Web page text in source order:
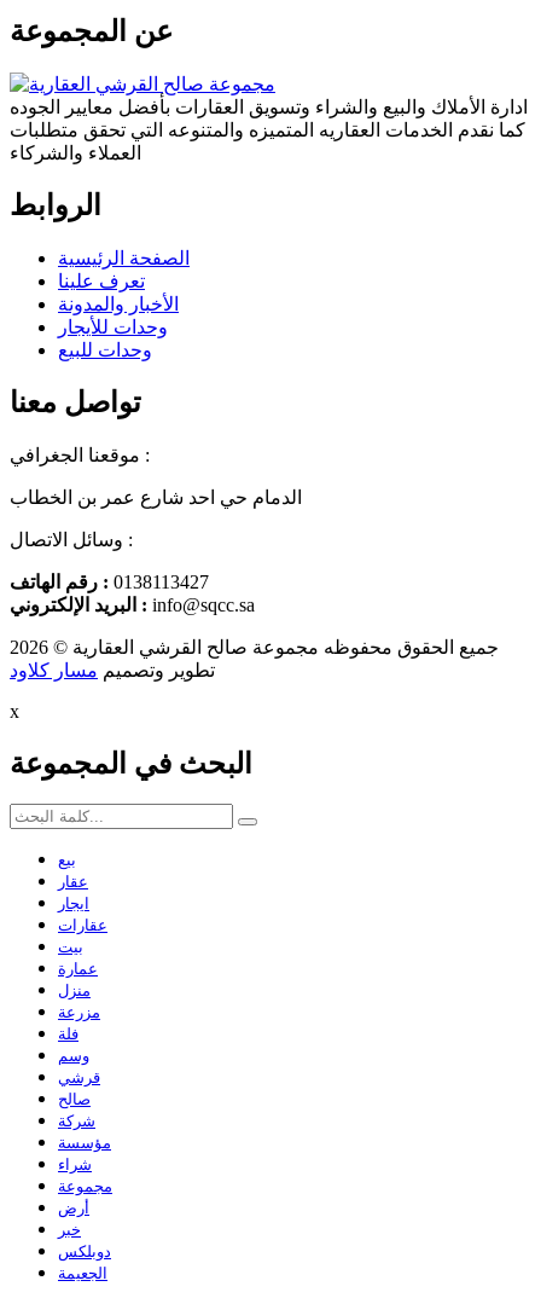
عن المجموعة
ادارة الأملاك والبيع والشراء وتسويق العقارات بأفضل معايير الجوده
كما نقدم الخدمات العقاريه المتميزه والمتنوعه التي تحقق متطلبات
العملاء والشركاء
الروابط
الصفحة الرئيسية
تعرف علينا
الأخبار والمدونة
وحدات للأيجار
وحدات للبيع
تواصل معنا
موقعنا الجغرافي :
الدمام حي احد شارع عمر بن الخطاب
وسائل الاتصال :
رقم الهاتف : 0138113427
البريد الإلكتروني : info@sqcc.sa
جميع الحقوق محفوظه مجموعة صالح القرشي العقارية © 2026
تطوير وتصميم مسار كلاود
x
البحث في المجموعة
بيع
عقار
ايجار
عقارات
بيت
عمارة
منزل
مزرعة
فلة
وسم
قرشي
صالح
شركة
مؤسسة
شراء
مجموعة
أرض
خبر
دوبلكس
الجعيمة